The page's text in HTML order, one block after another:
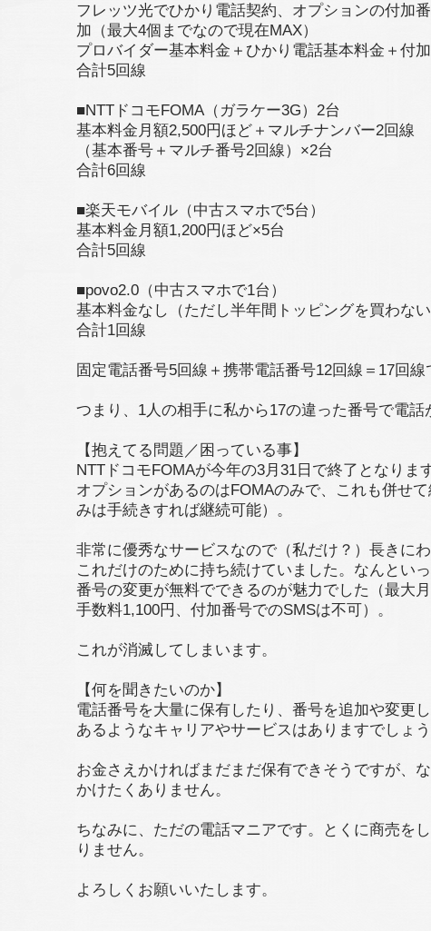
フレッツ光でひかり電話契約、オプションの付加
加（最大4個までなので現在MAX）
プロバイダー基本料金＋ひかり電話基本料金＋付
合計5回線
■NTTドコモFOMA（ガラケー3G）2台
基本料金月額2,500円ほど＋マルチナンバー2回線
（基本番号＋マルチ番号2回線）×2台
合計6回線
■楽天モバイル（中古スマホで5台）
基本料金月額1,200円ほど×5台
合計5回線
■povo2.0（中古スマホで1台）
基本料金なし（ただし半年間トッピングを買わない
合計1回線
固定電話番号5回線＋携帯電話番号12回線＝17回線
つまり、1人の相手に私から17の違った番号で電話
【抱えてる問題／困っている事】
NTTドコモFOMAが今年の3月31日で終了となりま
オプションがあるのはFOMAのみで、これも併せ
みは手続きすれば継続可能）。
非常に優秀なサービスなので（私だけ？）長きに
これだけのために持ち続けていました。なんとい
番号の変更が無料でできるのが魅力でした（最大
手数料1,100円、付加番号でのSMSは不可）。
これが消滅してしまいます。
【何を聞きたいのか】
電話番号を大量に保有したり、番号を追加や変更
あるようなキャリアやサービスはありますでしょう
お金さえかければまだまだ保有できそうですが、
かけたくありません。
ちなみに、ただの電話マニアです。とくに商売を
りません。
よろしくお願いいたします。